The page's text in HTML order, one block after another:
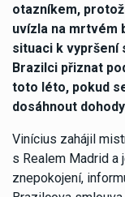
otazníkem,
uvízla na mrtvém
situaci k vypršení
Brazilci přiznat
toto léto, pokud
dosáhnout
Vinícius zahájil
s Realem Madrid a
znepokojení,